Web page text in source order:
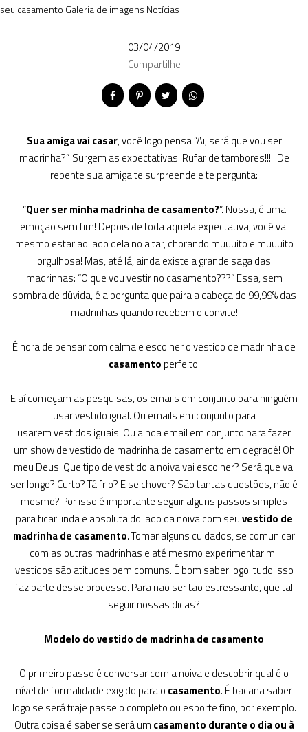
seu casamento Galeria de imagens Notícias
03/04/2019
Compartilhe
Sua amiga vai casar, você logo pensa “Ai, será que vou ser
madrinha?”. Surgem as expectativas! Rufar de tambores!!!!! De
repente sua amiga te surpreende e te pergunta:
“Quer ser minha madrinha de casamento?”. Nossa, é uma
emoção sem fim! Depois de toda aquela expectativa, você vai
mesmo estar ao lado dela no altar, chorando muuuito e muuuito
orgulhosa! Mas, até lá, ainda existe a grande saga das
madrinhas: “O que vou vestir no casamento???” Essa, sem
sombra de dúvida, é a pergunta que paira a cabeça de 99,99% das
madrinhas quando recebem o convite!
É hora de pensar com calma e escolher o vestido de madrinha de
casamento perfeito!
E aí começam as pesquisas, os emails em conjunto para ninguém
usar vestido igual. Ou emails em conjunto para
usarem vestidos iguais! Ou ainda email em conjunto para fazer
um show de vestido de madrinha de casamento em degradê! Oh
meu Deus! Que tipo de vestido a noiva vai escolher? Será que vai
ser longo? Curto? Tá frio? E se chover? São tantas questões, não é
mesmo? Por isso é importante seguir alguns passos simples
para ficar linda e absoluta do lado da noiva com seuvestido de
madrinha de casamento. Tomar alguns cuidados, se comunicar
com as outras madrinhas e até mesmo experimentar mil
vestidos são atitudes bem comuns. É bom saber logo: tudo isso
faz parte desse processo. Para não ser tão estressante, que tal
seguir nossas dicas?
Modelo do vestido de madrinha de casamento
O primeiro passo é conversar com a noiva e descobrir qual é o
nível de formalidade exigido para o casamento. É bacana saber
logo se será traje passeio completo ou esporte fino, por exemplo.
Outra coisa é saber se será um casamento durante o dia ou à